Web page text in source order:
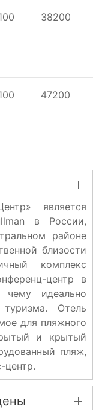
38200
47200
является
в России,
районе
близости
комплекс
центр в
чему идеально
Отель
для пляжного
и крытый
пляж,
центр.